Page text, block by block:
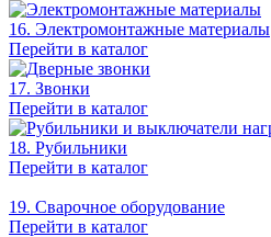
16. Электромонтажные материалы
Перейти в каталог
17. Звонки
Перейти в каталог
18. Рубильники
Перейти в каталог
19. Сварочное оборудование
Перейти в каталог